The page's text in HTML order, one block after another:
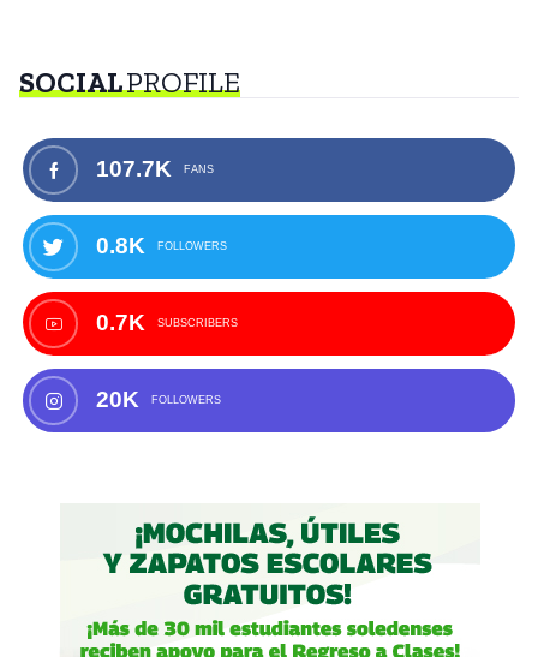
SOCIALPROFILE
107.7K FANS
0.8K FOLLOWERS
0.7K SUBSCRIBERS
20K FOLLOWERS